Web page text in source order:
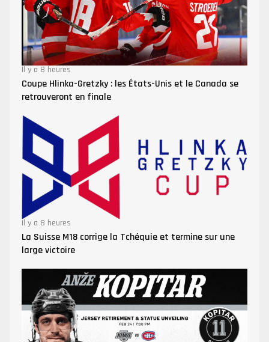
Il y a 8 heures
Coupe Hlinka-Gretzky : les États-Unis et le Canada se
retrouveront en finale
Il y a 8 heures
La Suisse M18 corrige la Tchéquie et termine sur une
large victoire